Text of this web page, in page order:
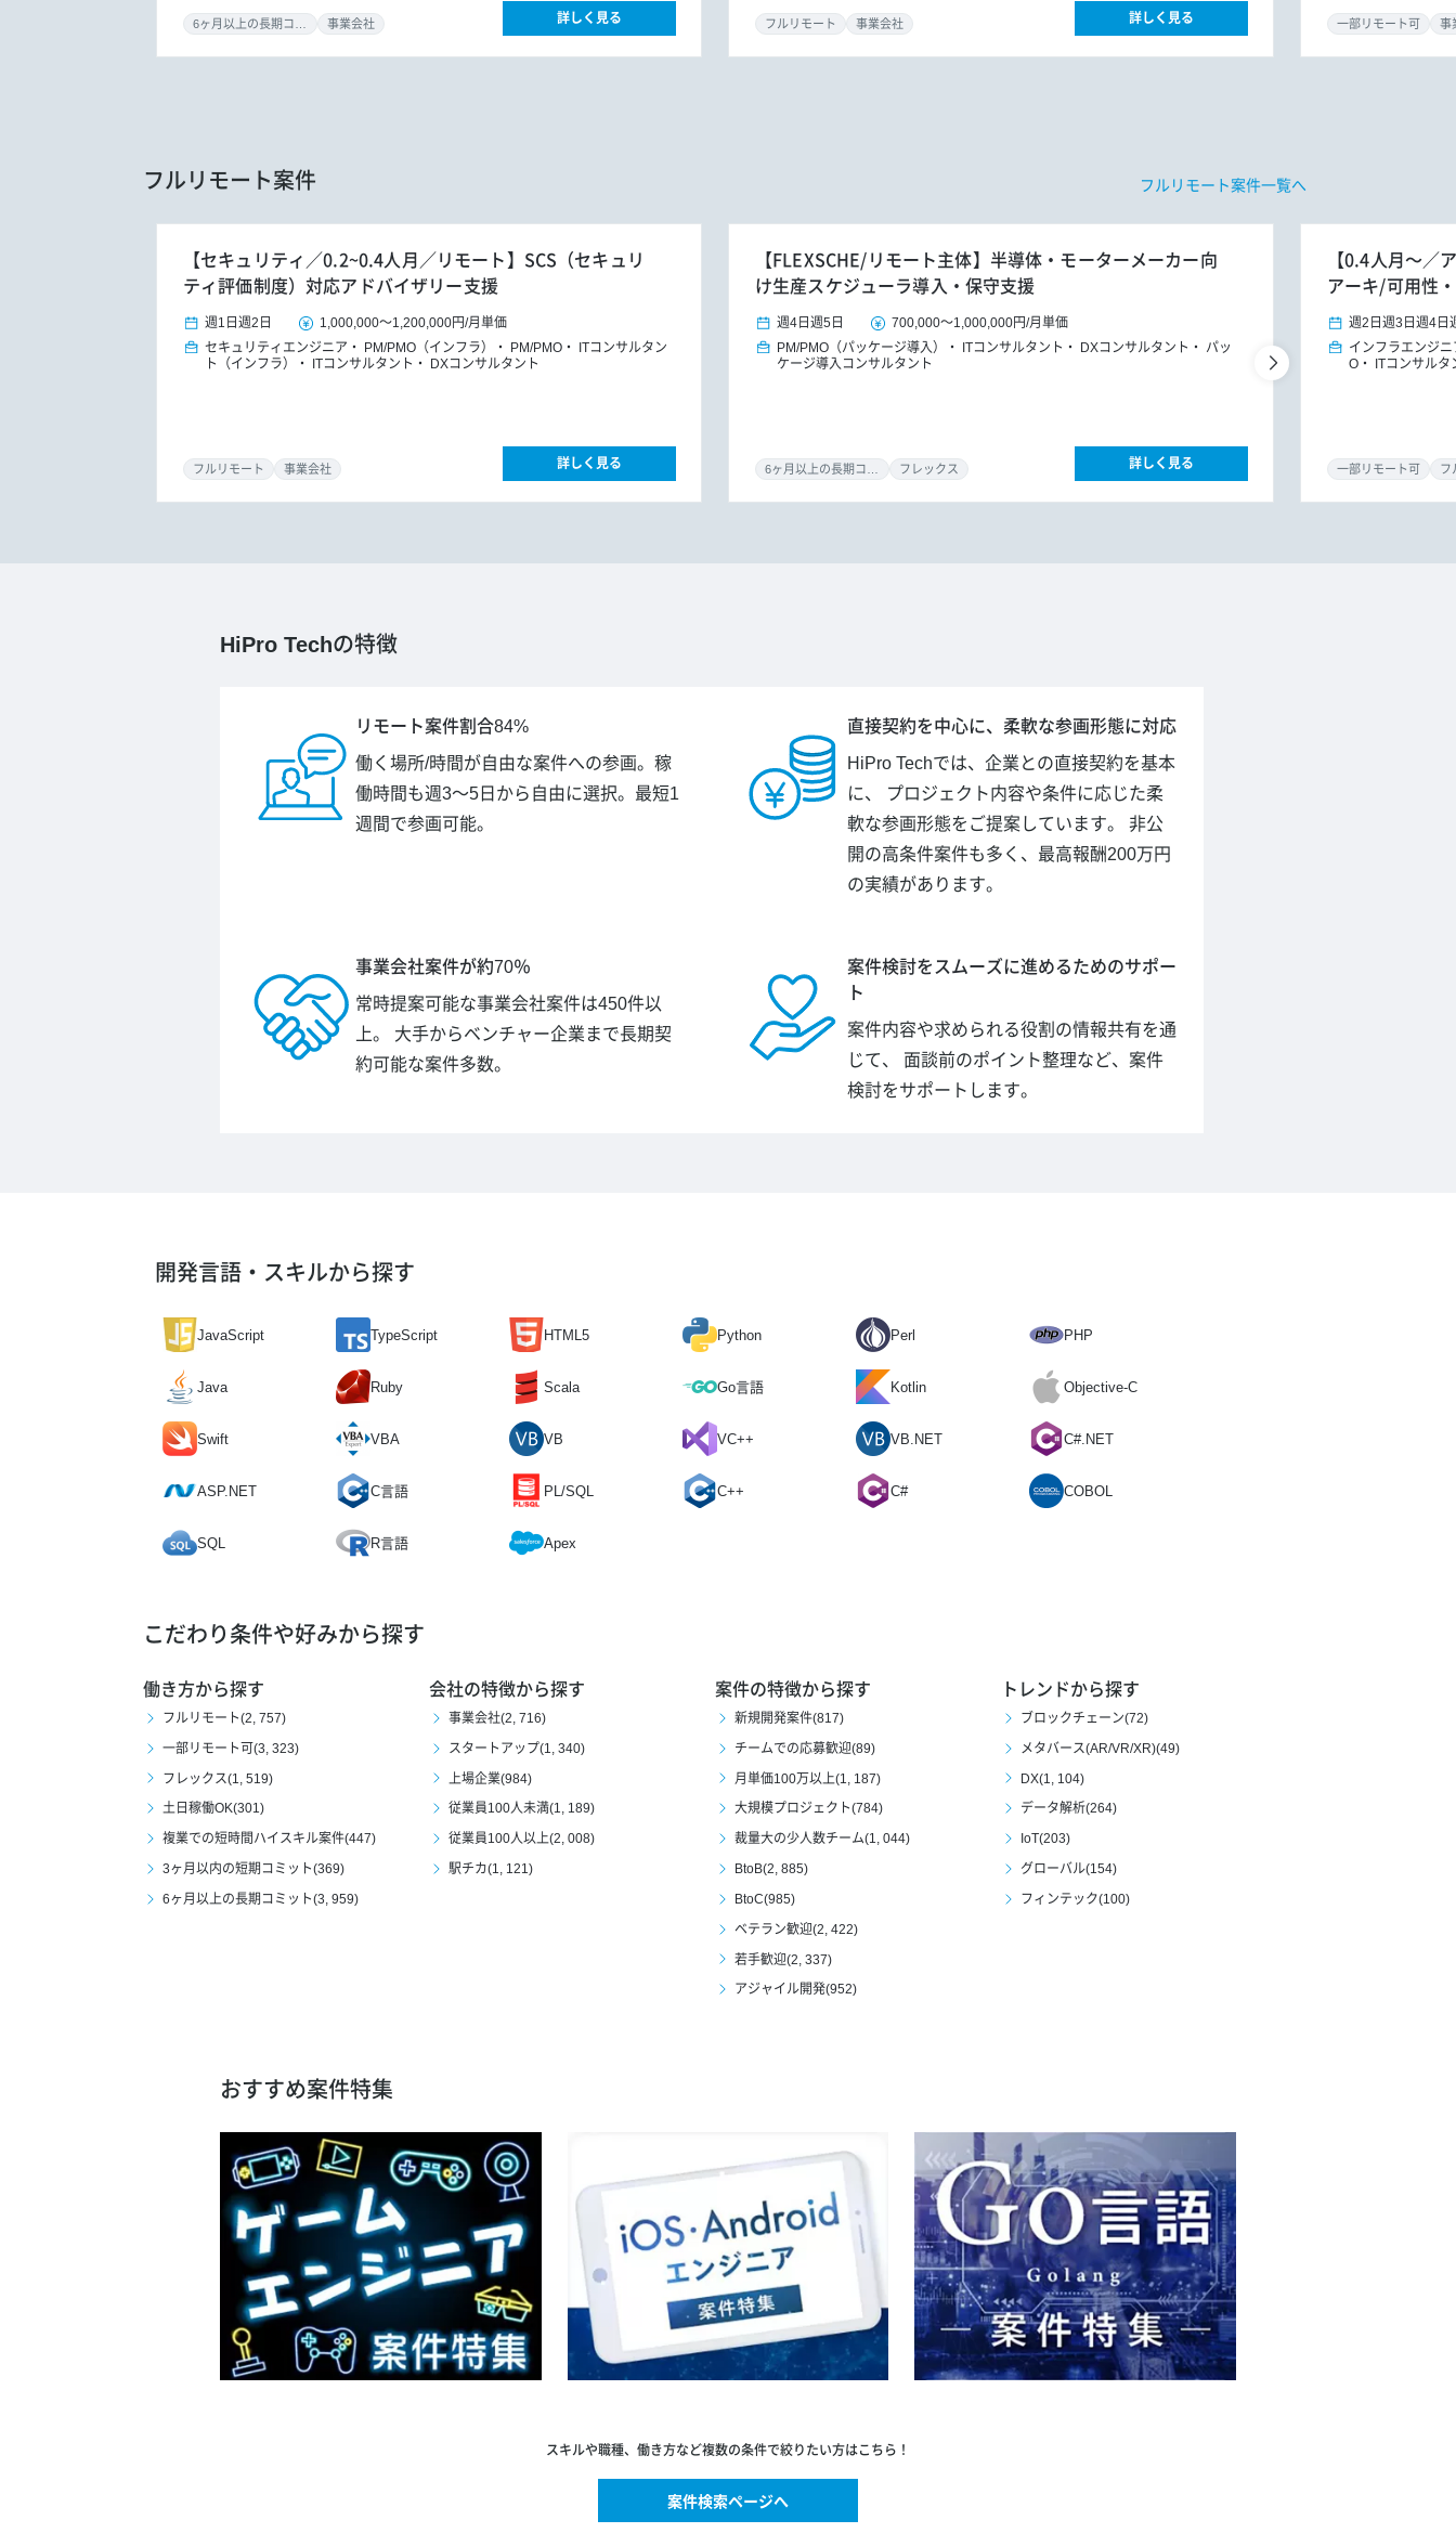
事業会社 詳しく見る フルリモート 事業会社 詳しく見る 一部リモート可 事
フルリモート案件 フルリモート案件一覧へ
【セキュリティ／0.2~0.4人月／リモート】SCS（セキュリ
ティ評価制度）対応アドバイザリー支援
週1日 週2日 1,000,000～1,200,000円/月単価
セキュリティエンジニア
PM/PMO（インフラ） PM/PMO
ITコンサルタン
ト（インフラ）
ITコンサルタント DXコンサルタント
フルリモート 事業会社 詳しく見る
【FLEXSCHE/リモート主体】半導体・モーターメーカー向
け生産スケジューラ導入・保守支援
週4日 週5日 700,000～1,000,000円/月単価
PM/PMO（パッケージ導入）
ITコンサルタント DXコンサルタント
パッ
ケージ導入コンサルタント
フレックス 詳しく見る
【0.4人月～／
アーキ/可用性
週2日 週3日 週4日
インフラエンジニ
O
ITコンサル
一部リモート可 フ
HiPro Techの特徴
リモート案件割合84%
働く場所/時間が自由な案件への参画。稼
働時間も週3～5日から自由に選択。最短1
週間で参画可能。
直接契約を中心に、柔軟な参画形態に対応
HiPro Techでは、企業との直接契約を基本
に、 プロジェクト内容や条件に応じた柔
軟な参画形態をご提案しています。 非公
開の高条件案件も多く、最高報酬200万円
の実績があります。
事業会社案件が約70％
常時提案可能な事業会社案件は450件以
上。 大手からベンチャー企業まで長期契
約可能な案件多数。
案件検討をスムーズに進めるためのサポー
ト
案件内容や求められる役割の情報共有を通
じて、 面談前のポイント整理など、案件
検討をサポートします。
開発言語・スキルから探す
JavaScript TypeScript HTML5 Python Perl PHP
Java Ruby Scala Go言語 Kotlin Objective-C
Swift VBA VB VC++ VB.NET C#.NET
ASP.NET C言語 PL/SQL C++ C# COBOL
SQL R言語 Apex
こだわり条件や好みから探す
働き方から探す
フルリモート(2, 757)
一部リモート可(3, 323)
フレックス(1, 519)
土日稼働OK(301)
複業での短時間ハイスキル案件(447)
3ヶ月以内の短期コミット(369)
6ヶ月以上の長期コミット(3, 959)
会社の特徴から探す
事業会社(2, 716)
スタートアップ(1, 340)
上場企業(984)
従業員100人未満(1, 189)
従業員100人以上(2, 008)
駅チカ(1, 121)
案件の特徴から探す
新規開発案件(817)
チームでの応募歓迎(89)
月単価100万以上(1, 187)
大規模プロジェクト(784)
裁量大の少人数チーム(1, 044)
BtoB(2, 885)
BtoC(985)
ベテラン歓迎(2, 422)
若手歓迎(2, 337)
アジャイル開発(952)
トレンドから探す
ブロックチェーン(72)
メタバース(AR/VR/XR)(49)
DX(1, 104)
データ解析(264)
IoT(203)
グローバル(154)
フィンテック(100)
おすすめ案件特集
スキルや職種、働き方など複数の条件で絞りたい方はこちら！
案件検索ページへ